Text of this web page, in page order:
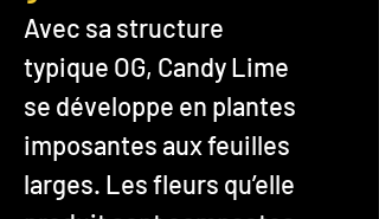
Avec sa structure
typique OG, Candy Lime
se développe en plantes
imposantes aux feuilles
larges. Les fleurs qu’elle